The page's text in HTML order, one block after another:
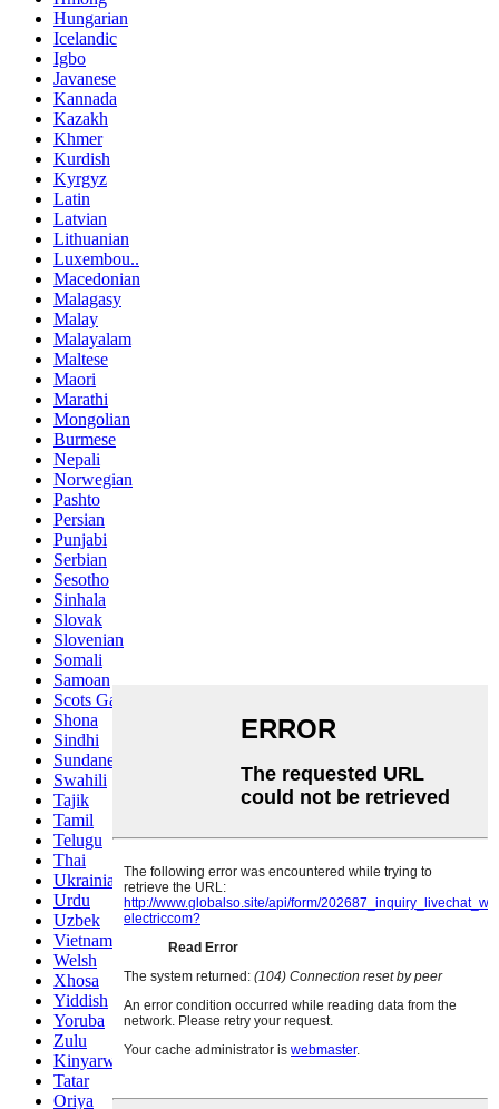
Hungarian
Icelandic
Igbo
Javanese
Kannada
Kazakh
Khmer
Kurdish
Kyrgyz
Latin
Latvian
Lithuanian
Luxembou..
Macedonian
Malagasy
Malay
Malayalam
Maltese
Maori
Marathi
Mongolian
Burmese
Nepali
Norwegian
Pashto
Persian
Punjabi
Serbian
Sesotho
Sinhala
Slovak
Slovenian
Somali
Samoan
Scots Gaelic
Shona
Sindhi
Sundanese
Swahili
Tajik
Tamil
Telugu
Thai
Ukrainian
Urdu
Uzbek
Vietnamese
Welsh
Xhosa
Yiddish
Yoruba
Zulu
Kinyarwanda
Tatar
Oriya